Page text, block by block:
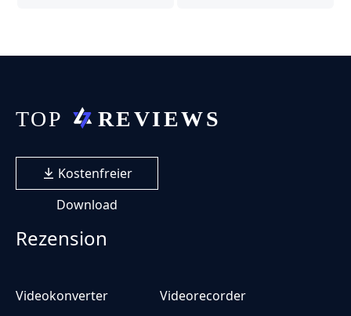
Kostenfreier
Download
Rezension
Videokonverter
Videorecorder